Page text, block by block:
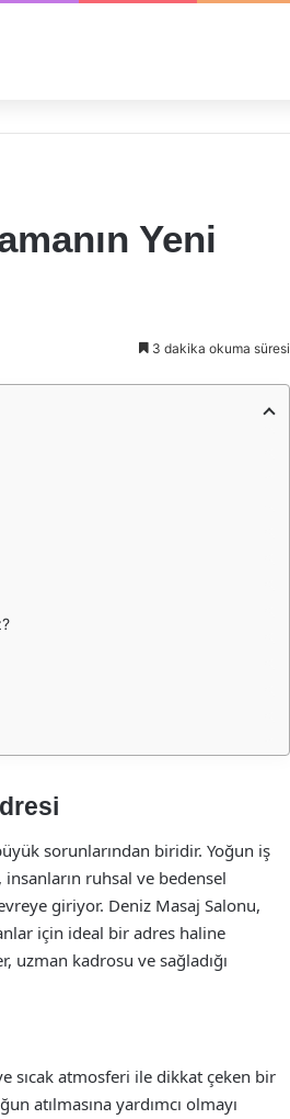
Yeni
3 dakika okuma süresi
sorunlarından biridir. Yoğun iş
ruhsal ve bedensel
giriyor. Deniz Masaj Salonu,
için ideal bir adres haline
uzman kadrosu ve sağladığı
sıcak atmosferi ile dikkat çeken bir
atılmasına yardımcı olmayı